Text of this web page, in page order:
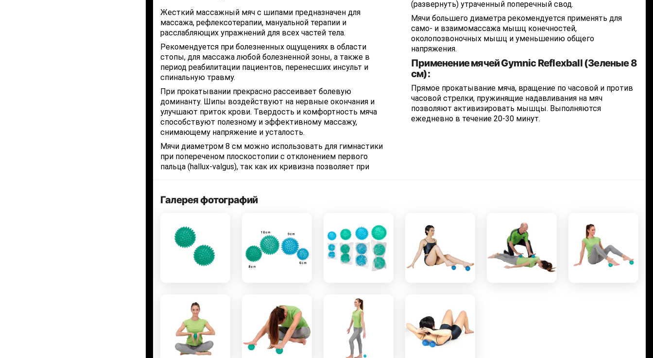
Жесткий массажный мяч с шипами предназначен для
массажа, рефлексотерапии, мануальной терапии и
расслабляющих упражнений для всех частей тела.
Рекомендуется при болезненных ощущениях в области
стопы, для массажа любой болезненной зоны, а также в
период реабилитации пациентов, перенесших инсульт и
спинальную травму.
При прокатывании прекрасно рассеивает болевую
доминанту. Шипы воздействуют на нервные окончания и
улучшают приток крови. Твердость и комфортность мяча
способствуют полезному и эффективному массажу,
снимающему напряжение и усталость.
Мячи диаметром 8 см можно использовать для гимнастики
при попереченом плоскостопии с отклонением первого
пальца (hallux-valgus), так как их кривизна позволяет при
(развернуть) утраченный поперечный свод.
Мячи большего диаметра рекомендуется применять для
само- и взаимомассажа мышц конечностей,
околопозвоночных мышц и уменьшению общего
напряжения.
Применение мячей Gymnic Reflexball (Зеленые 8
см):
Прямое прокатывание мяча, вращение по часовой и против
часовой стрелки, пружинящие надавливания на мяч
позволяют активизировать мышцы. Выполняются
ежедневно в течение 20-30 минут.
Галерея фотографий